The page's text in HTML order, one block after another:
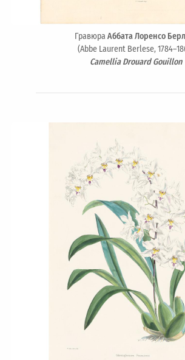
ГравюраАббата Лоренсо
(Abbe Laurent Berlese,
Camellia Drouard Gouillon